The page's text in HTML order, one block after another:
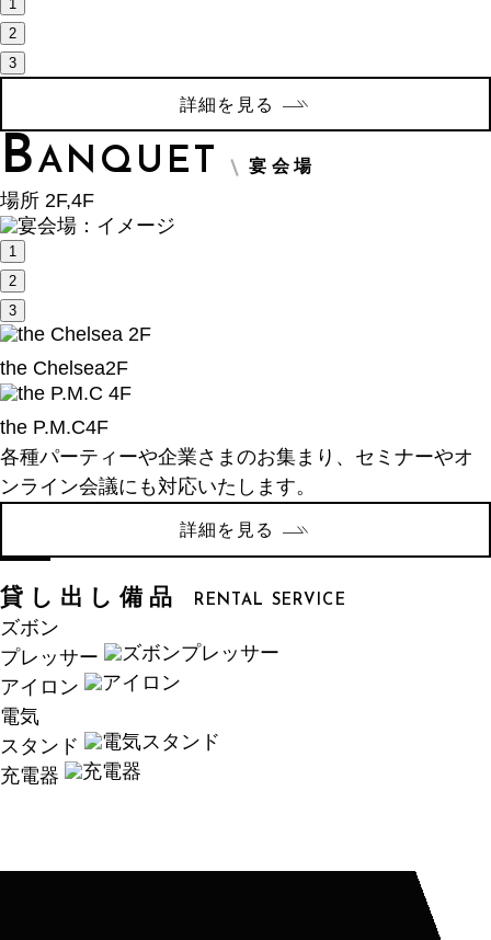
1
2
3
詳細を見る
BANQUET 宴会場
場所 2F,4F
1
2
3
the Chelsea2F
the P.M.C4F
各種パーティーや企業さまのお集まり、 セミナーやオ
ンライン会議にも対応いたします。
詳細を見る
貸し出し備品 RENTAL SERVICE
ズボン
プレッサー
アイロン
電気
スタンド
充電器